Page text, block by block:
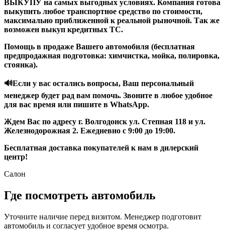
ВЫКУПУ на самых выгодных условиях. Компания готова
выкупить любое транспортное средство по стоимости,
максимально приближенной к реальной рыночной. Так же
возможен выкуп кредитных ТС.
Помощь в продаже Вашего автомобиля (бесплатная
предпродажная подготовка: химчистка, мойка, полировка,
стоянка).
🔊Если у вас остались вопросы, Ваш персональный
менеджер будет рад вам помочь. Звоните в любое удобное
для вас время или пишите в WhаtsАрр.
Ждем Вас по адресу г. Волгодонск ул. Степная 118 и ул.
Железнодорожная 2. Ежедневно с 9:00 до 19:00.
Бесплатная доставка покупателей к нам в дилерский
центр!
Салон
Где посмотреть автомобиль
Уточните наличие перед визитом. Менеджер подготовит
автомобиль и согласует удобное время осмотра.